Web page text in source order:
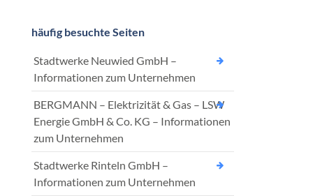
häufig besuchte Seiten
Stadtwerke Neuwied GmbH –
Informationen zum Unternehmen
BERGMANN – Elektrizität & Gas – LSW
Energie GmbH & Co. KG – Informationen
zum Unternehmen
Stadtwerke Rinteln GmbH –
Informationen zum Unternehmen